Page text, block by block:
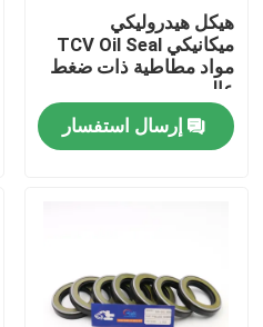
رقابة جودة
اتصل بنا
طقم ختم الكسارة الهيدروليكية
هيكل هيدروليكي
ميكانيكي TCV Oil Seal
مواد مطاطية ذات ضغط
عالي
إرسال استفسار